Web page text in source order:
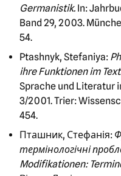
Germanistik. In:
Band 29, 2003.
54.
Ptashnyk, Stefaniya:
ihre Funktionen im
Sprache und Literatur
3/2001. Trier:
454.
Пташник, Стефанія:
термінологічні
Modifikationen: